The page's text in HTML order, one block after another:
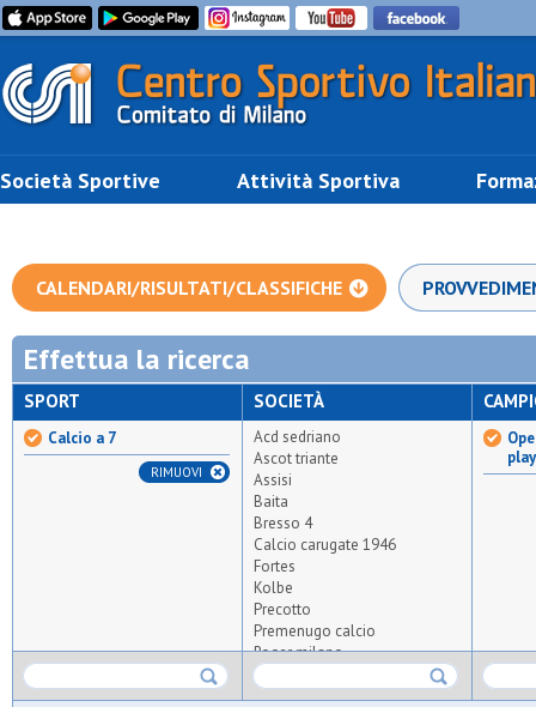
Società Sportive Attività Sportiva
CALENDARI/RISULTATI/CLASSIFICHE
Effettua la ricerca
SPORT
Calcio a 7
RIMUOVI
SOCIETÀ
Acd sedriano
Ascot triante
Assisi
Baita
Bresso 4
Calcio carugate 1946
Fortes
Kolbe
Precotto
Premenugo calcio
Roger milano
S.c. united
Sesna fsb